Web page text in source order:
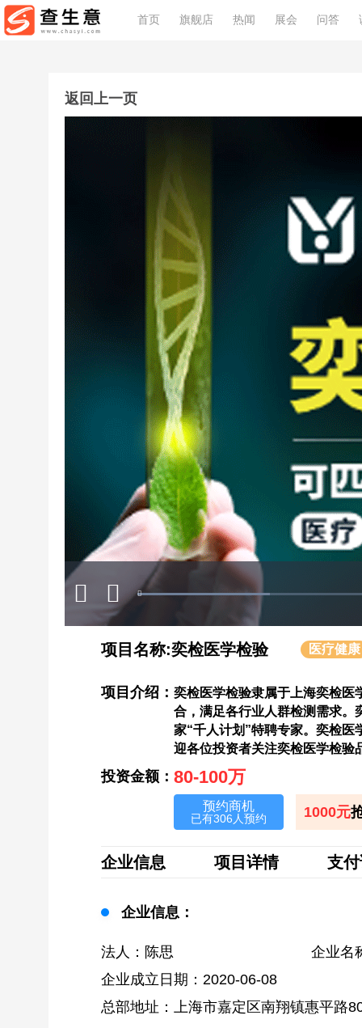
首页 旗舰店 热闻 展会 问答
返回上一页
Mute
Loaded:
Progress:
项目名称:奕检医学检验 医疗健康
项目介绍： 奕检医学检验隶属于上海奕检医
合，满足各行业人群检测需求。
家“千人计划”特聘专家。奕检
迎各位投资者关注奕检医学检验
投资金额： 80-100万
预约商机
已有306人预约 1000元
企业信息 项目详情 支
企业信息：
法人：陈思
企业名
企业成立日期：2020-06-08
总部地址：上海市嘉定区南翔镇惠平路